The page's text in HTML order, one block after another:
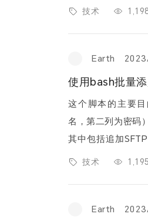
注：部分语法经过
技术
Earth
使用bash批量
这个脚本的主要
名，第二列为密码
其中包括追加
录权限的精细调整
技术
Earth